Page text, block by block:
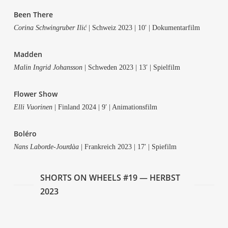
Been The­re
Cori­na Schwing­ru­ber Ilić| Schweiz 2023 | 10′ | Dokumentarfilm
Mad­den
Malin Ingrid Johans­son | Schwe­den 2023 | 13′ | Spielfilm
Flower Show
Elli Vuo­ri­nen | Fin­land 2024 | 9′ | Animationsfilm
Bolé­ro
Nans Labor­de-Jour­dàa | Frank­reich 2023 | 17′ | Spiefilm
SHORTS ON WHEELS #19 — HERBST
2023